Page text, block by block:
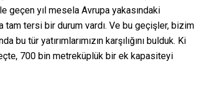
geçen yıl mesela Avrupa yakasındaki
tam tersi bir durum vardı. Ve bu geçişler, bizim
tür yatırımlarımızın karşılığını bulduk. Ki
700 bin metreküplük bir ek kapasiteyi